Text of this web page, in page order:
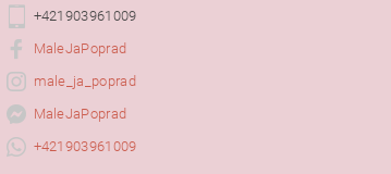
+421903961009
MaleJaPoprad
male_ja_poprad
MaleJaPoprad
+421903961009